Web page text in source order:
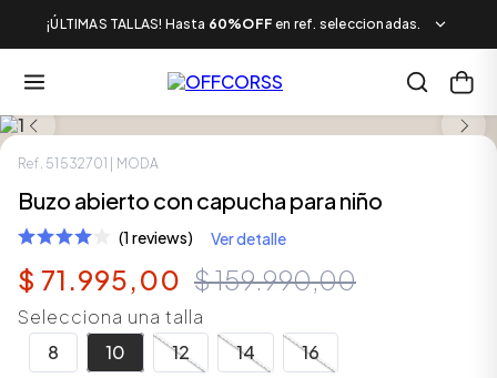
¡ÚLTIMAS TALLAS! Hasta 60%OFF en ref. seleccionadas.
Ref. 51532701 | MODA
Buzo abierto con capucha para niño
(1 reviews) Ver detalle
$ 71 .995,00 $159.990,00
Selecciona una talla
8
10 12 14 16